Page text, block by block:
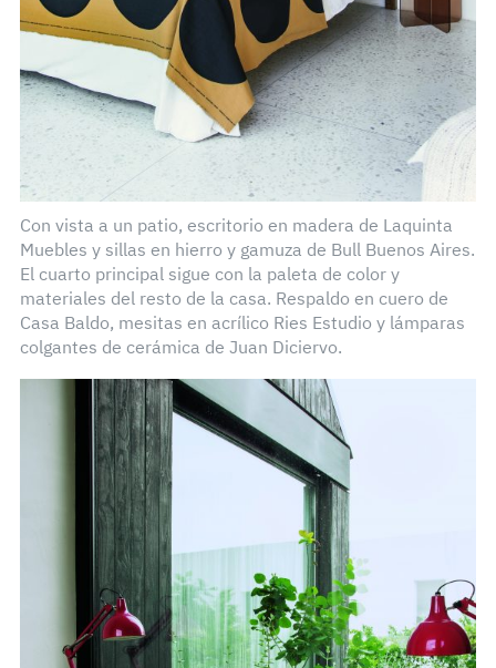
Con vista a un patio, escritorio en madera de Laquinta
Muebles y sillas en hierro y gamuza de Bull Buenos Aires.
El cuarto principal sigue con la paleta de color y
materiales del resto de la casa. Respaldo en cuero de
Casa Baldo, mesitas en acrílico Ries Estudio y lámparas
colgantes de cerámica de Juan Diciervo.